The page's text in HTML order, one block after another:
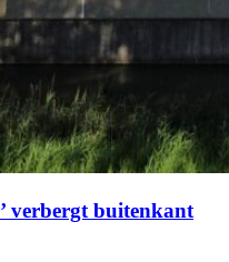
verbergt buitenkant